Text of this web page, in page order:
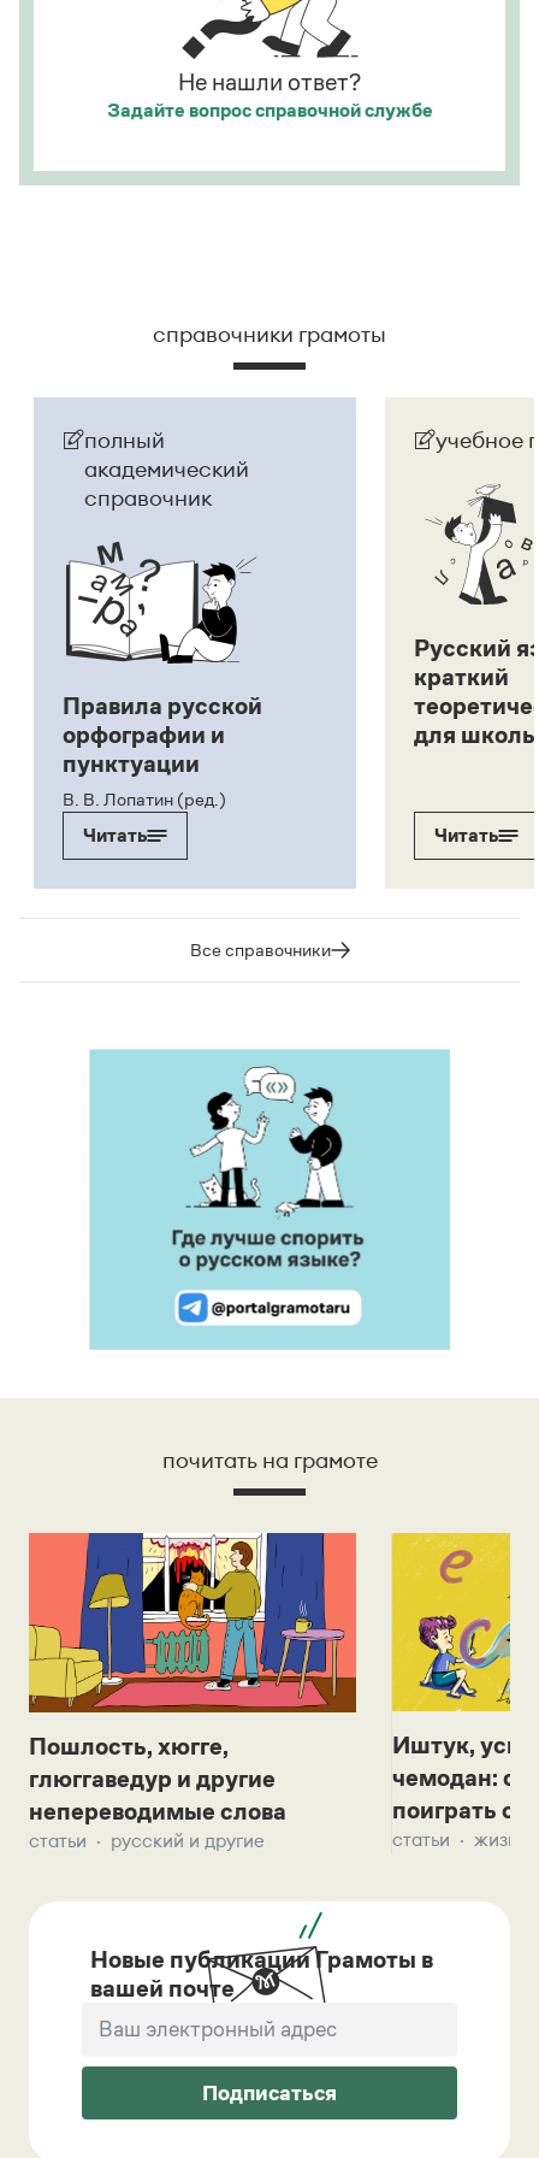
Не нашли ответ?
Задайте вопроссправочной службе
справочники грамоты
полный
академический
справочник
Правила русской
орфографии и
пунктуации
В. В. Лопатин (ред.)
Читать
учебное
Русский
краткий
для
Читать
Все справочники
почитать на грамоте
Пошлость, хюгге,
глюггаведур и другие
непереводимые слова
статьи русский и другие
Иштук,
чемодан:
поиграть с
статьи жизнь
Новые публикации Грамоты в
вашей почте
Подписаться